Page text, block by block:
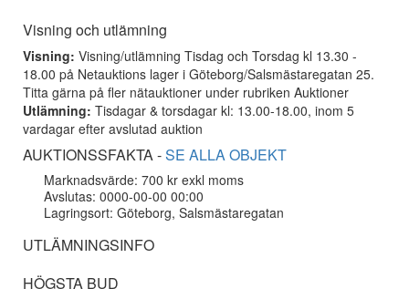
Visning och utlämning
Visning: Visning/utlämning Tisdag och Torsdag kl 13.30 -
18.00 på Netauktions lager i Göteborg/Salsmästaregatan 25.
Titta gärna på fler nätauktioner under rubriken Auktioner
Utlämning: Tisdagar & torsdagar kl: 13.00-18.00, inom 5
vardagar efter avslutad auktion
AUKTIONSSFAKTA -SE ALLA OBJEKT
Marknadsvärde: 700 kr exkl moms
Avslutas: 0000-00-00 00:00
Lagringsort: Göteborg, Salsmästaregatan
UTLÄMNINGSINFO
HÖGSTA BUD